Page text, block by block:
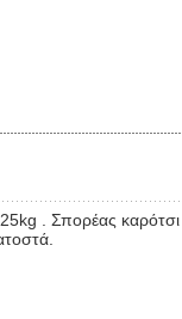
. Σπορέας καρότσι